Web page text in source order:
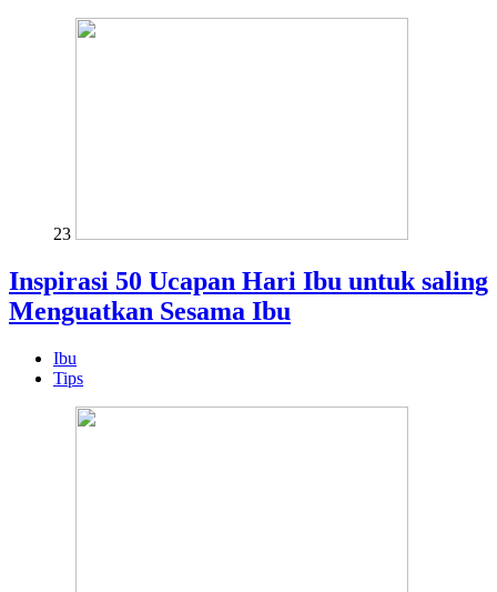
23
Inspirasi 50 Ucapan Hari Ibu untuk saling
Menguatkan Sesama Ibu
Ibu
Tips